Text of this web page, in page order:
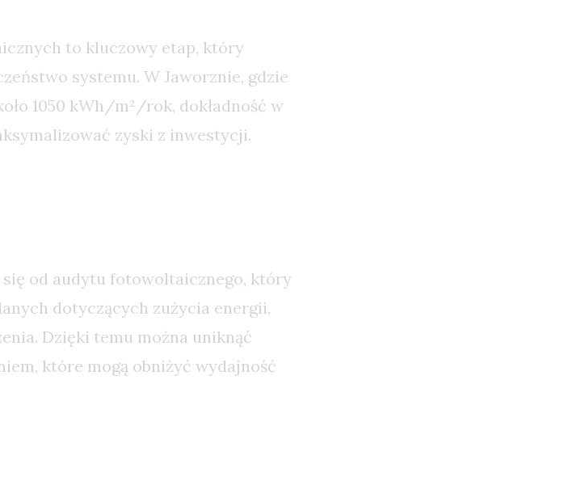
to kluczowy etap, który
systemu. W Jaworznie, gdzie
1050 kWh/m²/rok, dokładność w
zyski z inwestycji.
od audytu fotowoltaicznego, który
dotyczących zużycia energii,
Dzięki temu można uniknąć
które mogą obniżyć wydajność